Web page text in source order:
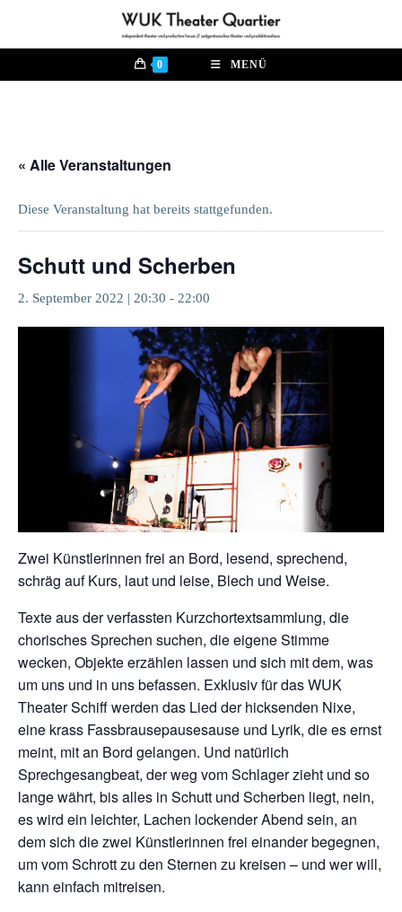
springen
0 MENÜ
« Alle Veranstaltungen
Diese Veranstaltung hat bereits stattgefunden.
Schutt und Scherben
2. September 2022 | 20:30 - 22:00
Zwei Künstlerinnen frei an Bord, lesend, sprechend,
schräg auf Kurs, laut und leise, Blech und Weise.
Texte aus der verfassten Kurzchortextsammlung, die
chorisches Sprechen suchen, die eigene Stimme
wecken, Objekte erzählen lassen und sich mit dem, was
um uns und in uns befassen. Exklusiv für das WUK
Theater Schiff werden das Lied der hicksenden Nixe,
eine krass Fassbrausepausesause und Lyrik, die es ernst
meint, mit an Bord gelangen. Und natürlich
Sprechgesangbeat, der weg vom Schlager zieht und so
lange währt, bis alles in Schutt und Scherben liegt, nein,
es wird ein leichter, Lachen lockender Abend sein, an
dem sich die zwei Künstlerinnen frei einander begegnen,
um vom Schrott zu den Sternen zu kreisen – und wer will,
kann einfach mitreisen.